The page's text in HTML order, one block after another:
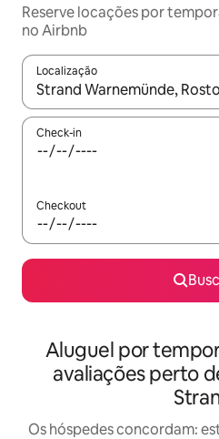
Reserve locações por
no Airbnb
Localização
Quando os resultados
Check-in
Checkout
Aluguel por
avaliações perto
Os hóspedes concordam: